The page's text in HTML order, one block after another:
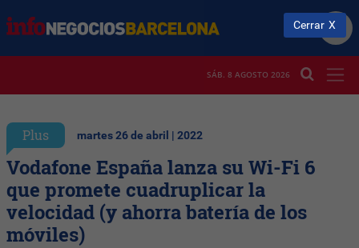
SÁB. 8 AGOSTO 2026
Plus martes 26 de abril | 2022
Vodafone España lanza su Wi-Fi 6
que promete cuadruplicar la
velocidad (y ahorra batería de los
móviles)
Cerrar